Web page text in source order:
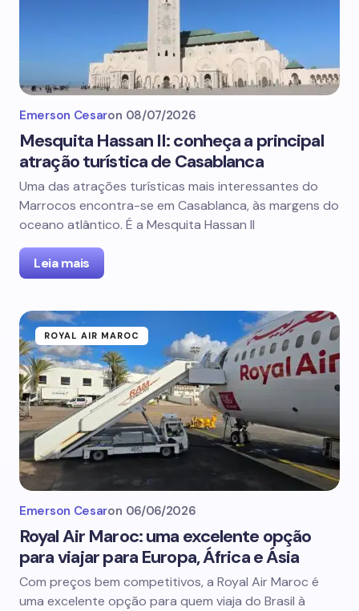
Emerson Cesaron 08/07/2026
Mesquita Hassan II: conheça a principal
atração turística de Casablanca
Uma das atrações turísticas mais interessantes do
Marrocos encontra-se em Casablanca, às margens do
oceano atlântico. É a Mesquita Hassan II
Leia mais
ROYAL AIR MAROC
Emerson Cesaron 06/06/2026
Royal Air Maroc: uma excelente opção
para viajar para Europa, África e Ásia
Com preços bem competitivos, a Royal Air Maroc é
uma excelente opção para quem viaja do Brasil à